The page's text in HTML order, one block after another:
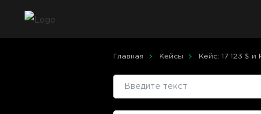
Главная Кейсы Кейс: 17 123 $